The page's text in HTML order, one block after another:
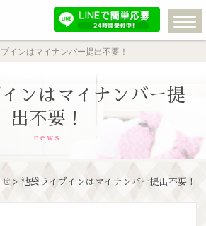
インはマイナンバー提出不要！
ンはマイナンバー提
出不要！
news
せ > 池袋ライブインはマイナンバー提出不要！